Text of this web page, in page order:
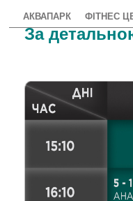
АКВАПАРК ФІТНЕС
За